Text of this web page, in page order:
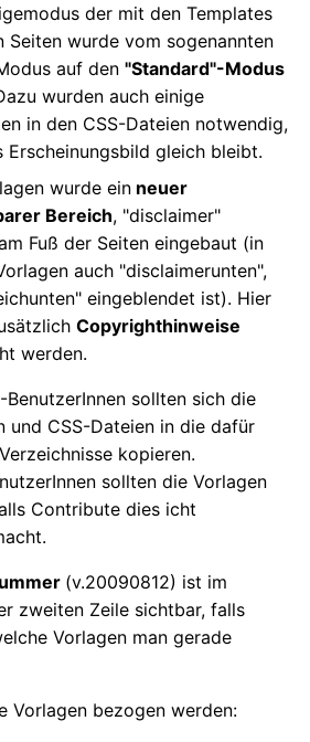
der mit den Templates
Seiten wurde vom sogenannten
auf den "Standard"-Modus
wurden auch einige
in den CSS-Dateien notwendig,
Erscheinungsbild gleich bleibt.
wurde ein neuer
Bereich, "disclaimer"
Fuß der Seiten eingebaut (in
auch "disclaimerunten",
eingeblendet ist). Hier
Copyrighthinweise
werden.
-BenutzerInnen sollten sich die
und CSS-Dateien in die dafür
kopieren.
sollten die Vorlagen
Contribute dies icht
(v.20090812) ist im
zweiten Zeile sichtbar, falls
Vorlagen man gerade
Vorlagen bezogen werden: